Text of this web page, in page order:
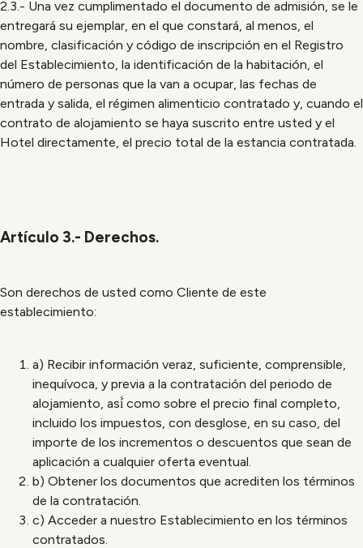
2.3.- Una vez cumplimentado el documento de admisión, se le
entregará su ejemplar, en el que constará, al menos, el
nombre, clasificación y código de inscripción en el Registro
del Establecimiento, la identificación de la habitación, el
número de personas que la van a ocupar, las fechas de
entrada y salida, el régimen alimenticio contratado y, cuando el
contrato de alojamiento se haya suscrito entre usted y el
Hotel directamente, el precio total de la estancia contratada.
Artículo 3.- Derechos.
Son derechos de usted como Cliente de este
establecimiento:
a) Recibir información veraz, suficiente, comprensible,
inequívoca, y previa a la contratación del periodo de
alojamiento, así́ como sobre el precio final completo,
incluido los impuestos, con desglose, en su caso, del
importe de los incrementos o descuentos que sean de
aplicación a cualquier oferta eventual.
b) Obtener los documentos que acrediten los términos
de la contratación.
c) Acceder a nuestro Establecimiento en los términos
contratados.